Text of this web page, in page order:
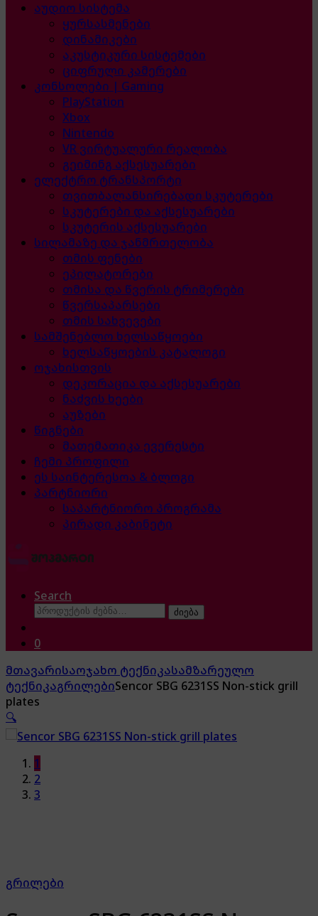
აუდიო სისტემა
ყურსასმენები
დინამიკები
აკუსტიკური სისტემები
ციფრული კამერები
კონსოლები | Gaming
PlayStation
Xbox
Nintendo
VR ვირტუალური რეალობა
გეიმინგ აქსესუარები
ელექტრო ტრანსპორტი
თვითბალანსირებადი სკუტერები
სკუტერები და აქსესუარები
სკუტერის აქსესუარები
სილამაზე და ჯანმრთელობა
თმის ფენები
ეპილატორები
თმისა და წვერის ტრიმერები
წვერსაპარსები
თმის სახვევები
სამშენებლო ხელსაწყოები
ხელსაწყოების კატალოგი
ოჯახისთვის
დეკორაცია და აქსესუარები
ნაძვის ხეები
აუზები
წიგნები
მათემათიკა ევერესტი
ჩემი პროფილი
ეს საინტერესოა & ბლოგი
პარტნიორი
საპარტნიორო პროგრამა
პირადი კაბინეტი
Search
ძებნა:
ძიება
0
მთავარისაოჯახო ტექნიკასამზარეულო
ტექნიკაგრილებიSencor SBG 6231SS Non-stick grill
plates
🔍
1
2
3
გრილები